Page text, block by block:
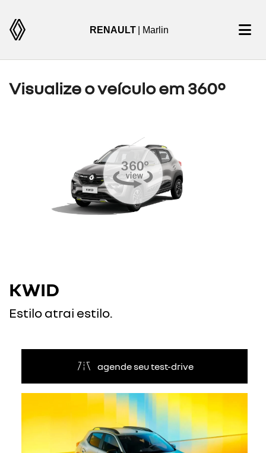
RENAULT | Marlin
Visualize o veículo em 360°
KWID
Estilo atrai estilo.
agende seu test-drive